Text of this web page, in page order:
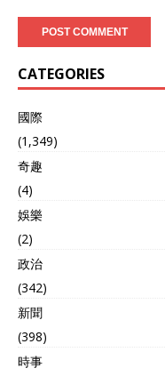
CATEGORIES
國際
(1,349)
奇趣
(4)
娛樂
(2)
政治
(342)
新聞
(398)
時事